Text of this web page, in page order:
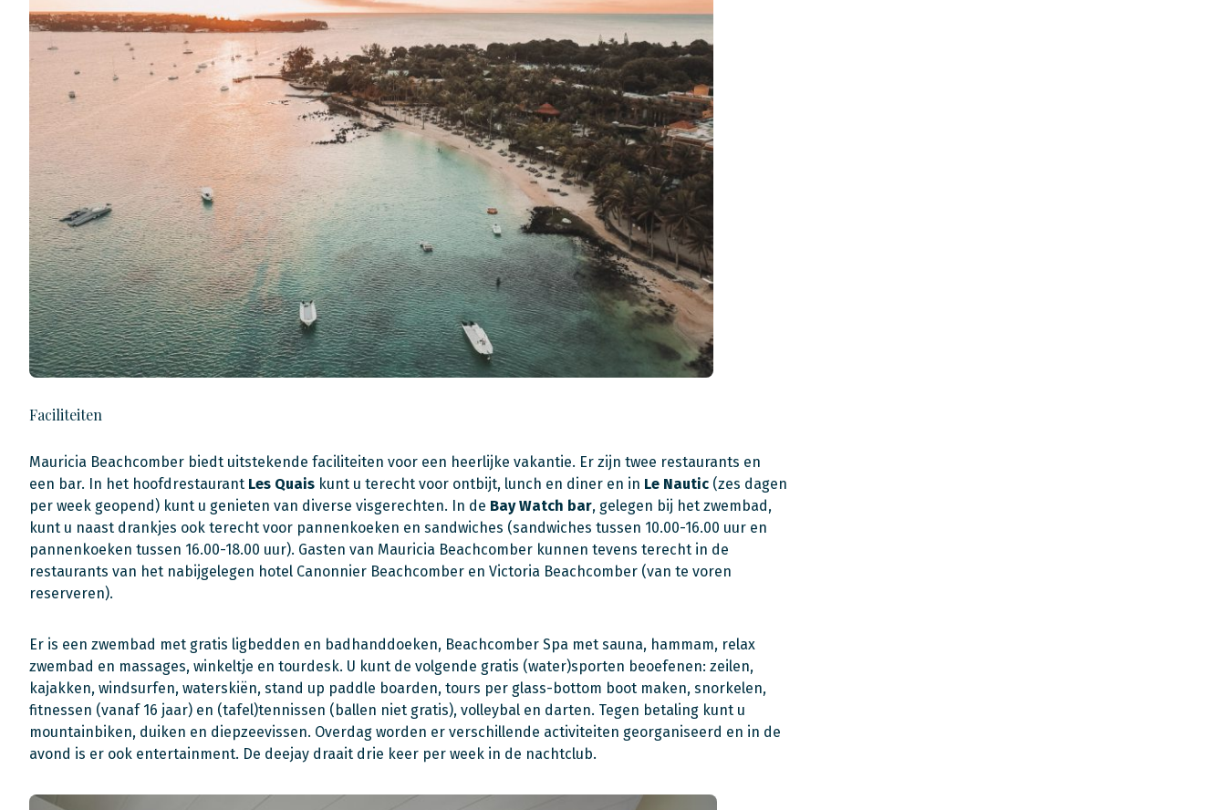
Faciliteiten
Mauricia Beachcomber biedt uitstekende faciliteiten voor een heerlijke vakantie. Er zijn twee restaurants en
een bar. In het hoofdrestaurant Les Quais kunt u terecht voor ontbijt, lunch en diner en in Le Nautic (zes dagen
per week geopend) kunt u genieten van diverse visgerechten. In de Bay Watch bar, gelegen bij het zwembad,
kunt u naast drankjes ook terecht voor pannenkoeken en sandwiches (sandwiches tussen 10.00-16.00 uur en
pannenkoeken tussen 16.00-18.00 uur). Gasten van Mauricia Beachcomber kunnen tevens terecht in de
restaurants van het nabijgelegen hotel Canonnier Beachcomber en Victoria Beachcomber (van te voren
reserveren).
Er is een zwembad met gratis ligbedden en badhanddoeken, Beachcomber Spa met sauna, hammam, relax
zwembad en massages, winkeltje en tourdesk. U kunt de volgende gratis (water)sporten beoefenen: zeilen,
kajakken, windsurfen, waterskiën, stand up paddle boarden, tours per glass-bottom boot maken, snorkelen,
fitnessen (vanaf 16 jaar) en (tafel)tennissen (ballen niet gratis), volleybal en darten. Tegen betaling kunt u
mountainbiken, duiken en diepzeevissen. Overdag worden er verschillende activiteiten georganiseerd en in de
avond is er ook entertainment. De deejay draait drie keer per week in de nachtclub.